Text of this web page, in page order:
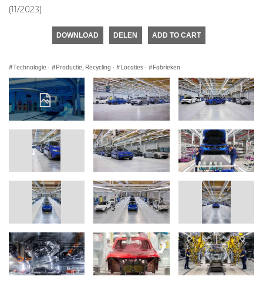
(11/2023)
DOWNLOAD DELEN ADD TO CART
Technologie · Productie, Recycling · Locaties · Fabrieken